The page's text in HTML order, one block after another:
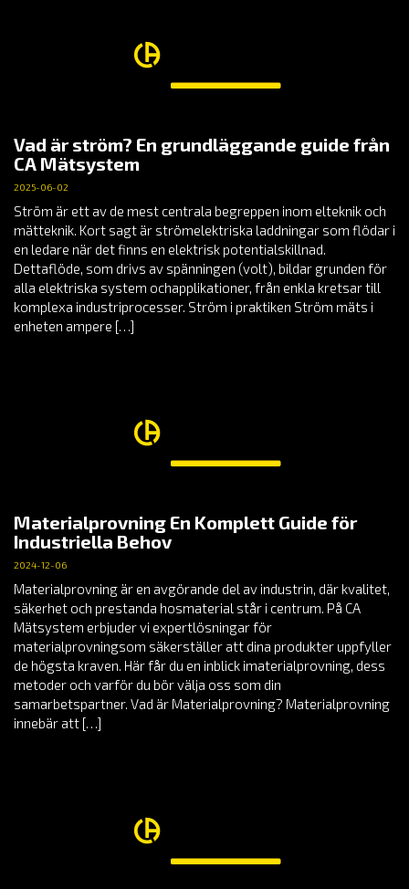
Vad är ström? En grundläggande guide från
CA Mätsystem
2025-06-02
Ström är ett av de mest centrala begreppen inom elteknik och
mätteknik. Kort sagt är strömelektriska laddningar som flödar i
en ledare när det finns en elektrisk potentialskillnad.
Dettaflöde, som drivs av spänningen (volt), bildar grunden för
alla elektriska system ochapplikationer, från enkla kretsar till
komplexa industriprocesser. Ström i praktiken Ström mäts i
enheten ampere […]
Materialprovning En Komplett Guide för
Industriella Behov
2024-12-06
Materialprovning är en avgörande del av industrin, där kvalitet,
säkerhet och prestanda hosmaterial står i centrum. På CA
Mätsystem erbjuder vi expertlösningar för
materialprovningsom säkerställer att dina produkter uppfyller
de högsta kraven. Här får du en inblick imaterialprovning, dess
metoder och varför du bör välja oss som din
samarbetspartner. Vad är Materialprovning? Materialprovning
innebär att […]